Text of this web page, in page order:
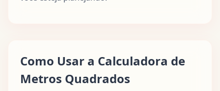
Como Usar a Calculadora de
Metros Quadrados